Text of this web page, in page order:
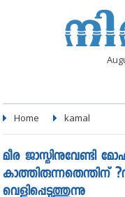
Home kamal
മീര ജാസ്മിനുവേണ്ടി
കാത്തിരുന്നതെന്തിന്
വെളിപ്പെടുത്തുന്നു